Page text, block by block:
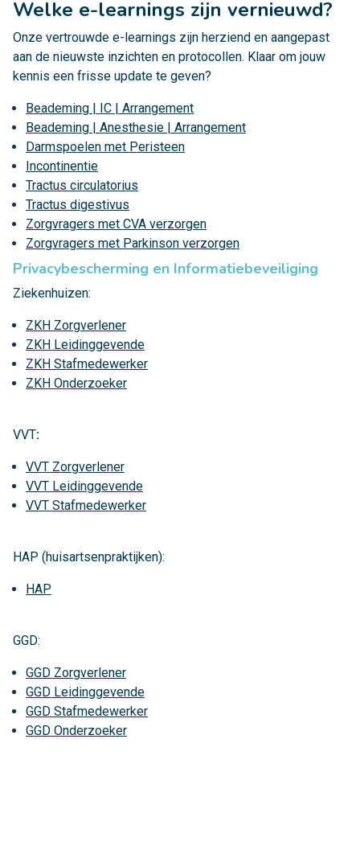
Welke e-learnings zijn vernieuwd?
Onze vertrouwde e-learnings zijn herziend en aangepast
aan de nieuwste inzichten en protocollen. Klaar om jouw
kennis een frisse update te geven?
Beademing | IC | Arrangement
Beademing | Anesthesie | Arrangement
Darmspoelen met Peristeen
Incontinentie
Tractus circulatorius
Tractus digestivus
Zorgvragers met CVA verzorgen
Zorgvragers met Parkinson verzorgen
Privacybescherming en Informatiebeveiliging
Ziekenhuizen:
ZKH Zorgverlener
ZKH Leidinggevende
ZKH Stafmedewerker
ZKH Onderzoeker
VVT:
VVT Zorgverlener
VVT Leidinggevende
VVT Stafmedewerker
HAP (huisartsenpraktijken):
HAP
GGD:
GGD Zorgverlener
GGD Leidinggevende
GGD Stafmedewerker
GGD Onderzoeker